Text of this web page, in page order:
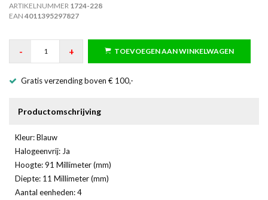
ARTIKELNUMMER 1724-228
EAN 4011395297827
- + TOEVOEGEN AAN WINKELWAGEN
Gratis verzending boven € 100,-
Productomschrijving
Kleur: Blauw
Halogeenvrij: Ja
Hoogte: 91 Millimeter (mm)
Diepte: 11 Millimeter (mm)
Aantal eenheden: 4